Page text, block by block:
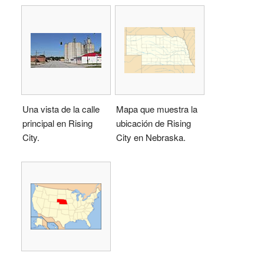
Una vista de la calle
principal en Rising
City.
Mapa que muestra la
ubicación de Rising
City en Nebraska.